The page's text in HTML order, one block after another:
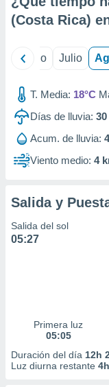
e
publicidad
publicidad
de
(Costa Rica)
Junio Julio
T. Media: 18°C
Días de lluvia: 30
Acum. de lluvia:
Viento medio: 4
Salida y
Salida del sol
05:27
Primera luz
05:05
Duración del día 12h
Luz diurna restante